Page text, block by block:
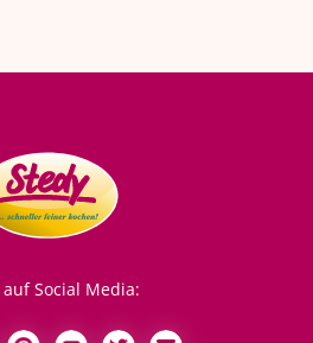
Social Media: